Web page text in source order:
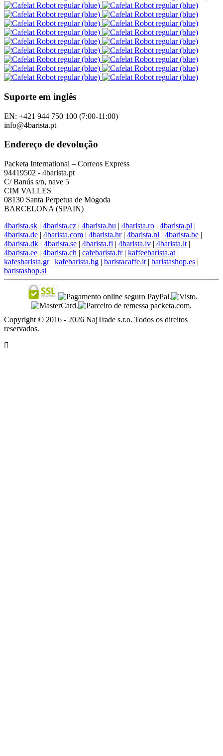
Suporte em inglês
EN: +421 944 750 100 (7:00-11:00)
info@4barista.pt
Endereço de devolução
Packeta International – Correos Express
94419502 - 4barista.pt
C/ Banús s/n, nave 5
CIM VALLES
08130 Santa Perpetua de Mogoda
BARCELONA (SPAIN)
4barista.sk | 4barista.cz | 4barista.hu | 4barista.ro | 4barista.pl |
4barista.de | 4barista.com | 4barista.hr| 4barista.nl | 4barista.be |
4barista.dk | 4barista.se | 4barista.fi | 4barista.lv | 4barista.lt |
4barista.ee | 4barista.ch | cafebarista.fr| kaffeebarista.at |
kafesbarista.gr| kafebarista.bg | baristacaffe.it | baristashop.es |
baristashop.si
Copyright © 2016 - 2026 NajTrade s.r.o. Todos os direitos
reservados.